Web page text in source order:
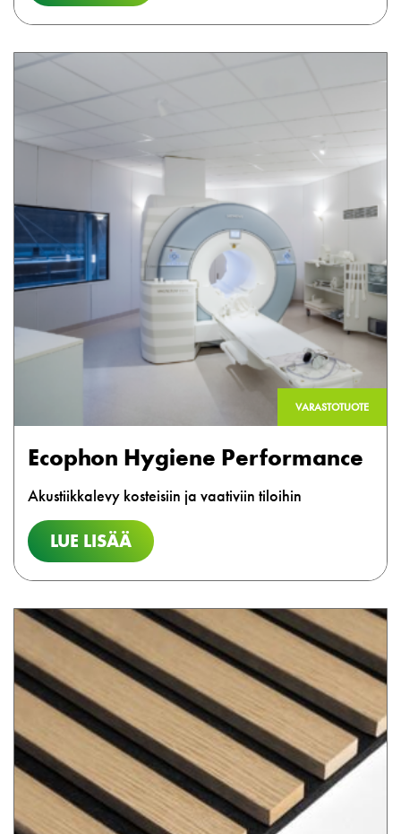
VARASTOTUOTE
Ecophon Hygiene Performance
Akustiikkalevy kosteisiin ja vaativiin tiloihin
LUE LISÄÄ